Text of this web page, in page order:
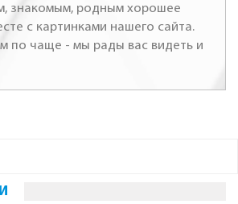
знакомым, родным хорошее
с картинками нашего сайта.
по чаще - мы рады вас видеть и